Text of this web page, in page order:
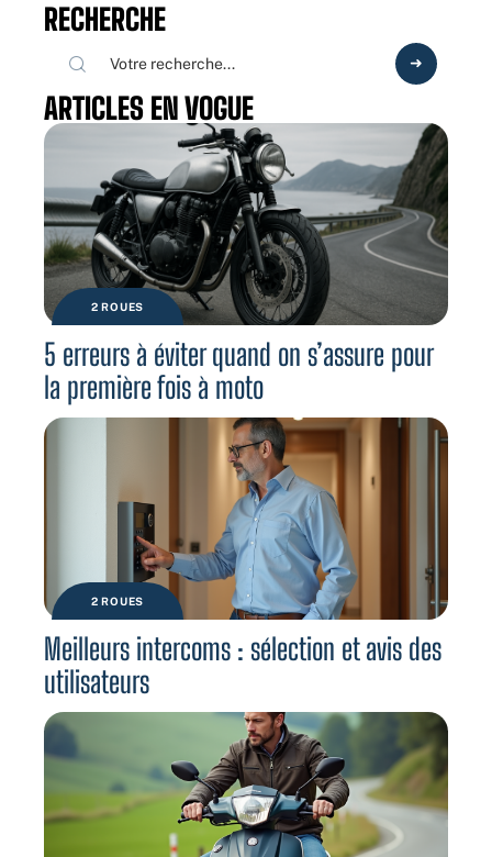
RECHERCHE
ARTICLES EN VOGUE
2 ROUES
5 erreurs à éviter quand on s’assure pour
la première fois à moto
2 ROUES
Meilleurs intercoms : sélection et avis des
utilisateurs